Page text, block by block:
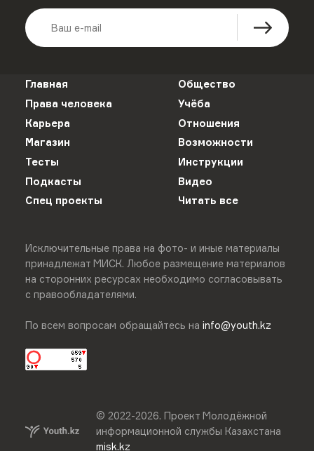
Главная
Общество
Права человека
Учёба
Карьера
Отношения
Магазин
Возможности
Тесты
Инструкции
Подкасты
Видео
Спец проекты
Читать все
Исключительные права на фото- и иные материалы
принадлежат МИСК. Любое размещение материалов
на сторонних ресурсах необходимо согласовывать
с правообладателями.
По всем вопросам обращайтесь на info@youth.kz
© 2022-2026.Проект Молодёжной
информационной службы Казахстана
misk.kz